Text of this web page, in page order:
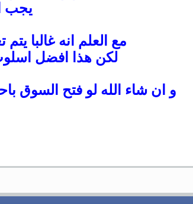
يجب
مع العلم انه غالبا
لكن هذا افضل
و ان شاء الله لو فتح السوق